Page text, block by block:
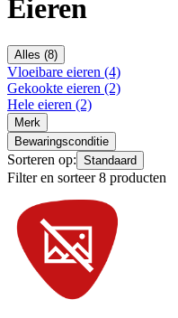
Eieren
Alles (8)
Vloeibare eieren (4)
Gekookte eieren (2)
Hele eieren (2)
Merk
Bewaringsconditie
Sorteren op: Standaard
Filter en sorteer 8 producten